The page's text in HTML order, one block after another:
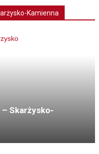
Kamienna
– Skarżysko-